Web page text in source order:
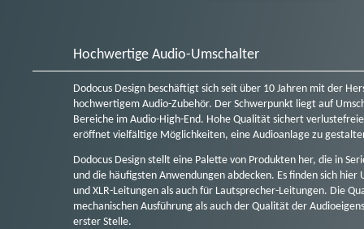
Hochwertige Audio-Umschalter
Dodocus Design beschäftigt sich seit über 10 Jahren mit der
hochwertigem Audio-Zubehör. Der Schwerpunkt liegt auf
Bereiche im Audio-High-End. Hohe Qualität sichert
eröffnet vielfältige Möglichkeiten, eine Audioanlage zu
Dodocus Design stellt eine Palette von Produkten her, die in
und die häufigsten Anwendungen abdecken. Es finden sich hier
und XLR-Leitungen als auch für Lautsprecher-Leitungen. Die
mechanischen Ausführung als auch der Qualität der
erster Stelle.